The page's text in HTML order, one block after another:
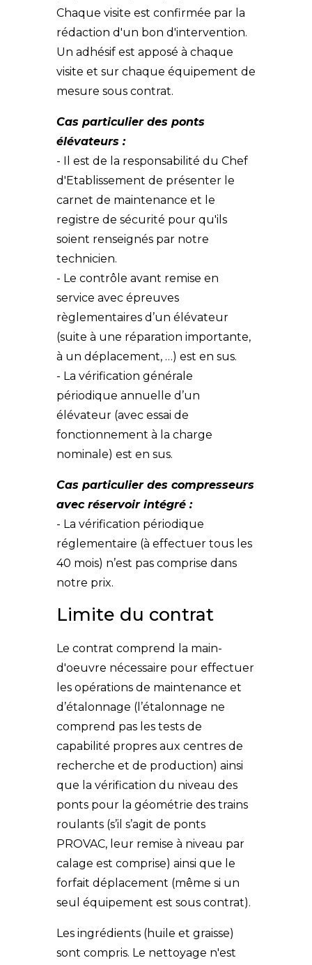
Chaque visite est confirmée par la
rédaction d'un bon d'intervention.
Un adhésif est apposé à chaque
visite et sur chaque équipement de
mesure sous contrat.
Cas particulier des ponts
élévateurs :
- Il est de la responsabilité du Chef
d'Etablissement de présenter le
carnet de maintenance et le
registre de sécurité pour qu'ils
soient renseignés par notre
technicien.
- Le contrôle avant remise en
service avec épreuves
règlementaires d’un élévateur
(suite à une réparation importante,
à un déplacement, …) est en sus.
- La vérification générale
périodique annuelle d’un
élévateur (avec essai de
fonctionnement à la charge
nominale) est en sus.
Cas particulier des compresseurs
avec réservoir intégré :
- La vérification périodique
réglementaire (à effectuer tous les
40 mois) n’est pas comprise dans
notre prix.
Limite du contrat
Le contrat comprend la main-
d'oeuvre nécessaire pour effectuer
les opérations de maintenance et
d’étalonnage (l’étalonnage ne
comprend pas les tests de
capabilité propres aux centres de
recherche et de production) ainsi
que la vérification du niveau des
ponts pour la géométrie des trains
roulants (s’il s’agit de ponts
PROVAC, leur remise à niveau par
calage est comprise) ainsi que le
forfait déplacement (même si un
seul équipement est sous contrat).
Les ingrédients (huile et graisse)
sont compris. Le nettoyage n'est